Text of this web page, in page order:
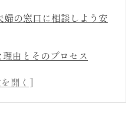
の窓口に相談しよう安
由とそのプロセス
る安心の相談体制